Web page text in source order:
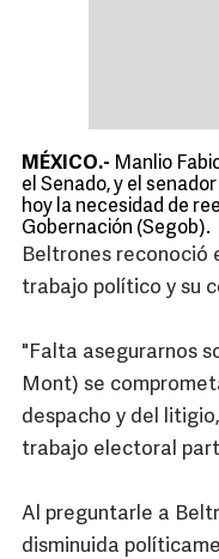
MÉXICO.- Manlio
el Senado, y el
hoy la necesidad de
Gobernación (Segob).
Beltrones reconoció
trabajo político y su
"Falta asegurarnos
Mont) se
despacho y del
trabajo electoral
Al preguntarle a
disminuida